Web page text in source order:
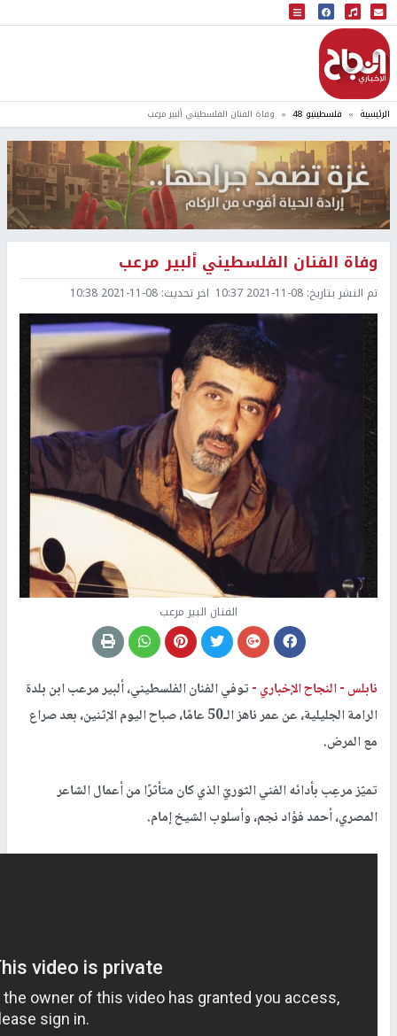
البث المباشر
إذاعة النجاح
الرئيسية فلسطينيو 48 وفاة الفنان الفلسطيني ألبير مرعب
وفاة الفنان الفلسطيني ألبير مرعب
تم النشر بتاريخ: 2021-11-08 10:37 اخر تحديث: 2021-11-08 10:38
الفنان البير مرعب
نابلس -النجاح الإخباري -توفي الفنان الفلسطيني، ألبير مرعب ابن بلدة
الرامة الجليلية، عن عمر ناهز الـ50 عامًا، صباح اليوم الإثنين، بعد صراع
مع المرض.
تميّز مرعِب بأدائه الفني الثوريّ الذي كان متأثرًا من أعمال الشاعر
المصري، أحمد فؤاد نجم، وأسلوب الشيخ إمام.